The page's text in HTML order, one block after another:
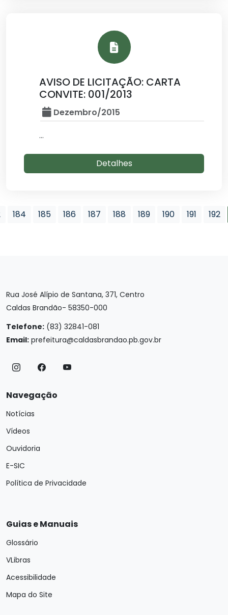
AVISO DE LICITAÇÃO: CARTA
CONVITE: 001/2013
Dezembro/2015
...
Detalhes
184 185 186 187 188 189 190 191 192
Rua José Alípio de Santana, 371, Centro
Caldas Brandão- 58350-000
Telefone: (83) 32841-081
Email: prefeitura@caldasbrandao.pb.gov.br
Navegação
Notícias
Vídeos
Ouvidoria
E-SIC
Política de Privacidade
Guias e Manuais
Glossário
VLibras
Acessibilidade
Mapa do Site